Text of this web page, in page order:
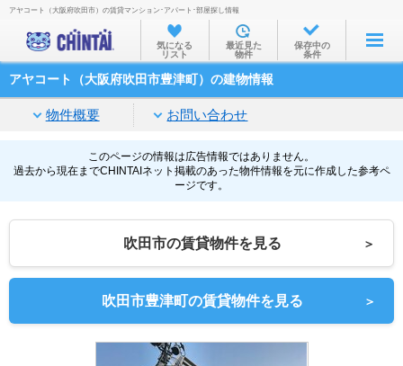
お部屋を探す
沿線・駅から
住所から
家賃相場から
通勤通学時間から
物件特集から
不動産会社から
TOP
アヤコート（大阪府吹田市）の賃貸マンション･アパート･部屋探し情報
気になる
リスト
最近見た
物件
保存中の
条件
アヤコート（大阪府吹田市豊津町）の建物情報
物件概要 お問い合わせ
このページの情報は広告情報ではありません。
過去から現在までCHINTAIネット掲載のあった物件情報を元に作成した参考ペ
ージです。
吹田市の賃貸物件を見る ＞
吹田市豊津町の賃貸物件を見る ＞